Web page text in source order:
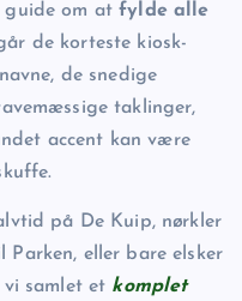
guide om atfylde alle
de korteste kiosk-
de snedige
taklinger,
accent kan være
på De Kuip, nørkler
eller bare elsker
samlet et komplet